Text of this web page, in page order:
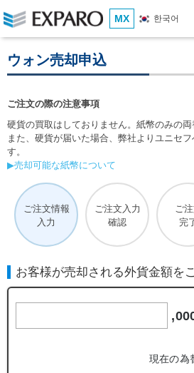
MX 한국어
ウォン売却申込
ご注文の際の注意事項
硬貨の買取はしておりません。紙幣のみの両
また、硬貨が届いた場合、弊社よりユニセ
す。
▶売却可能な紙幣について
ご注文情報
入力
ご注文入力
確認
ご
完
お客様が売却される外貨金額を
現在の為